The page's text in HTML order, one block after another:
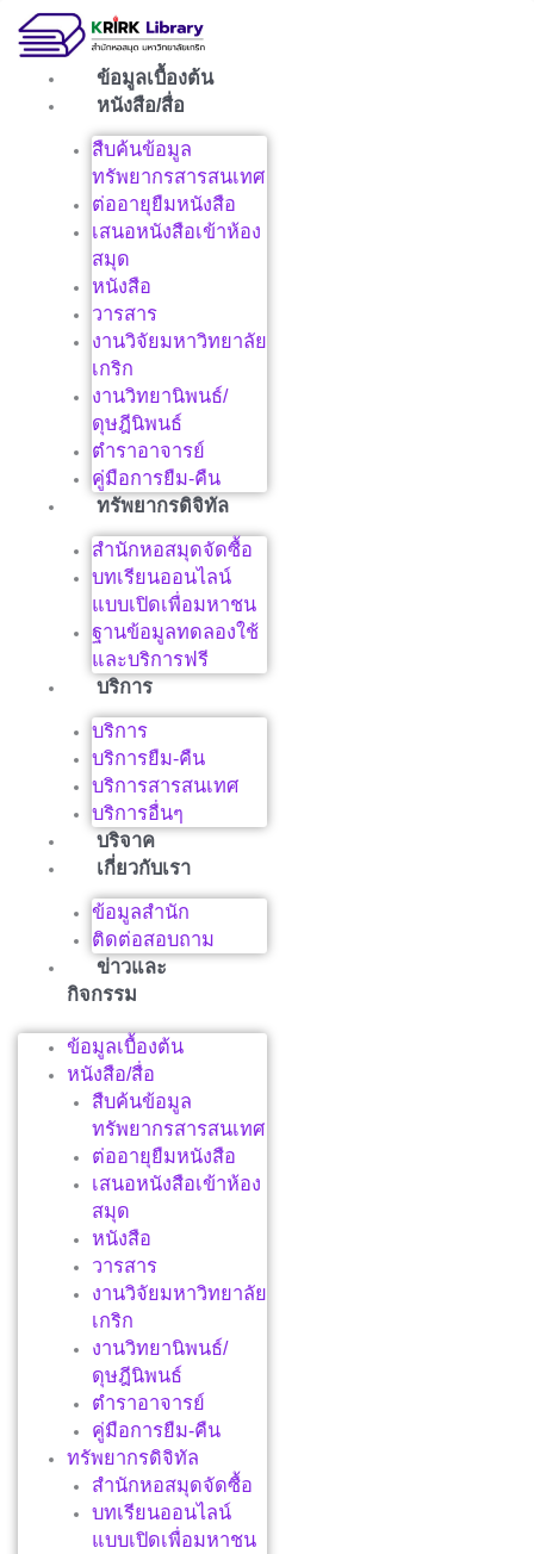
ข้อมูลเบื้องต้น
หนังสือ/สื่อ
สืบค้นข้อมูล
ทรัพยากรสารสนเทศ
ต่ออายุยืมหนังสือ
เสนอหนังสือเข้าห้อง
สมุด
หนังสือ
วารสาร
งานวิจัยมหาวิทยาลัย
เกริก
งานวิทยานิพนธ์/
ดุษฎีนิพนธ์
ตำราอาจารย์
คู่มือการยืม-คืน
ทรัพยากรดิจิทัล
สำนักหอสมุดจัดซื้อ
บทเรียนออนไลน์
แบบเปิดเพื่อมหาชน
ฐานข้อมูลทดลองใช้
และบริการฟรี
บริการ
บริการ
บริการยืม-คืน
บริการสารสนเทศ
บริการอื่นๆ
บริจาค
เกี่ยวกับเรา
ข้อมูลสำนัก
ติดต่อสอบถาม
ข่าวและ
กิจกรรม
ข้อมูลเบื้องต้น
หนังสือ/สื่อ
สืบค้นข้อมูล
ทรัพยากรสารสนเทศ
ต่ออายุยืมหนังสือ
เสนอหนังสือเข้าห้อง
สมุด
หนังสือ
วารสาร
งานวิจัยมหาวิทยาลัย
เกริก
งานวิทยานิพนธ์/
ดุษฎีนิพนธ์
ตำราอาจารย์
คู่มือการยืม-คืน
ทรัพยากรดิจิทัล
สำนักหอสมุดจัดซื้อ
บทเรียนออนไลน์
แบบเปิดเพื่อมหาชน